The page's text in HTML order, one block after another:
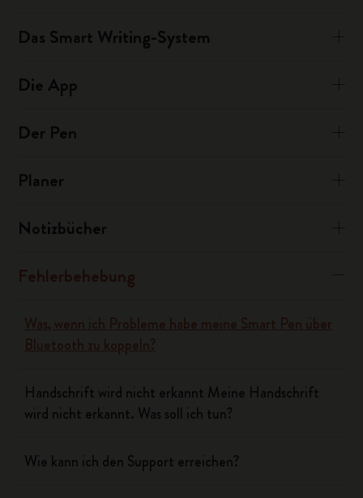
Das Smart Writing-System
Die App
Der Pen
Planer
Notizbücher
Fehlerbehebung
Was, wenn ich Probleme habe meine Smart Pen über
Bluetooth zu koppeln?
Handschrift wird nicht erkannt Meine Handschrift
wird nicht erkannt. Was soll ich tun?
Wie kann ich den Support erreichen?